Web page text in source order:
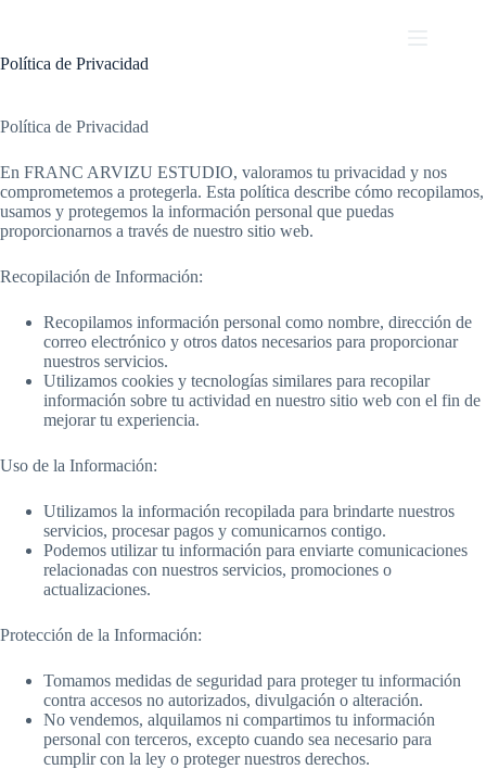
Política de Privacidad
Política de Privacidad
En FRANC ARVIZU ESTUDIO, valoramos tu privacidad y nos
comprometemos a protegerla. Esta política describe cómo recopilamos,
usamos y protegemos la información personal que puedas
proporcionarnos a través de nuestro sitio web.
Recopilación de Información:
Recopilamos información personal como nombre, dirección de
correo electrónico y otros datos necesarios para proporcionar
nuestros servicios.
Utilizamos cookies y tecnologías similares para recopilar
información sobre tu actividad en nuestro sitio web con el fin de
mejorar tu experiencia.
Uso de la Información:
Utilizamos la información recopilada para brindarte nuestros
servicios, procesar pagos y comunicarnos contigo.
Podemos utilizar tu información para enviarte comunicaciones
relacionadas con nuestros servicios, promociones o
actualizaciones.
Protección de la Información:
Tomamos medidas de seguridad para proteger tu información
contra accesos no autorizados, divulgación o alteración.
No vendemos, alquilamos ni compartimos tu información
personal con terceros, excepto cuando sea necesario para
cumplir con la ley o proteger nuestros derechos.